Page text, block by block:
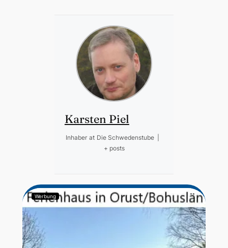
Karsten Piel
Inhaber at Die Schwedenstube
+ posts
Werbung